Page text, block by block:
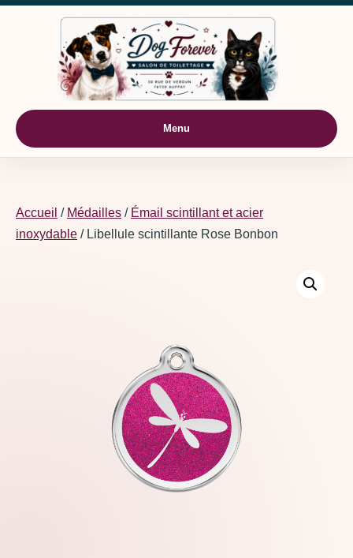
Aller au contenu
Menu
Accueil / Médailles / Émail scintillant et acier
inoxydable / Libellule scintillante Rose Bonbon